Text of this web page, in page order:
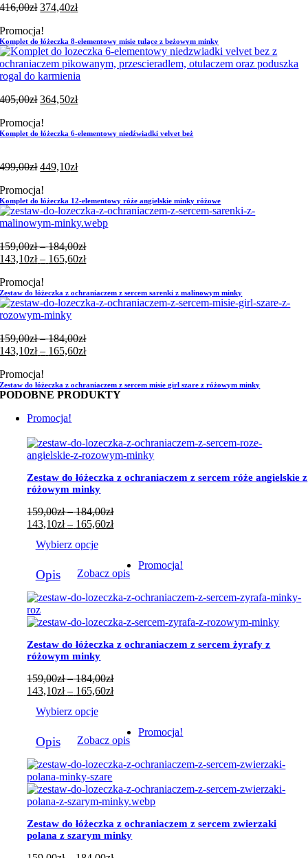
416,00zł 374,40zł
Promocja!
Komplet do łóżeczka 8-elementowy misie tulące z beżowym minky
405,00zł 364,50zł
Promocja!
Komplet do łóżeczka 6-elementowy niedźwiadki velvet beż
499,00zł 449,10zł
Promocja!
Komplet do łóżeczka 12-elementowy róże angielskie minky różowe
159,00zł – 184,00złZakres
cen:
do
184,00zł
143,10zł – 165,60złZakres
143,10zł
do
Promocja!
Zestaw do łóżeczka z ochraniaczem z sercem sarenki z malinowym minky
159,00zł – 184,00złZakres
cen:
do
184,00zł
143,10zł – 165,60złZakres
143,10zł
do
Promocja!
Zestaw do łóżeczka z ochraniaczem z sercem misie girl szare z różowym minky
PODOBNE PRODUKTY
Promocja!
Zestaw do łóżeczka z ochraniaczem z sercem róże angielskie z
różowym minky
159,00zł – 184,00złZakres
cen:
184,00zł
143,10zł – 165,60złZakres
143,10zł
do
Wybierz opcje
produkt
ma
wiele
wariantów.
Opcje
można
wybrać
na
stronie
produktu
Opis Zobacz opis
Promocja!
Zestaw do łóżeczka z ochraniaczem z sercem żyrafy z
różowym minky
159,00zł – 184,00złZakres
cen:
184,00zł
143,10zł – 165,60złZakres
143,10zł
do
Wybierz opcje
produkt
ma
wiele
wariantów.
Opcje
można
wybrać
na
stronie
produktu
Opis Zobacz opis
Promocja!
Zestaw do łóżeczka z ochraniaczem z sercem zwierzaki
polana z szarym minky